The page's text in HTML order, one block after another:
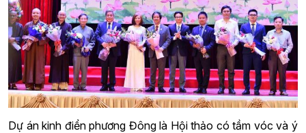
Dự án kinh điển phương Đông là Hội thảo có tầm vóc và ý